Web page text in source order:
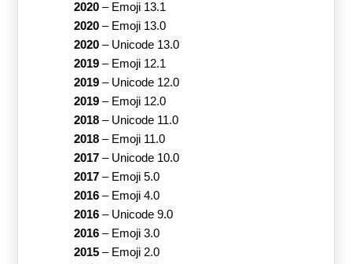
2020– Emoji 13.1
2020– Emoji 13.0
2020– Unicode 13.0
2019– Emoji 12.1
2019– Unicode 12.0
2019– Emoji 12.0
2018– Unicode 11.0
2018– Emoji 11.0
2017– Unicode 10.0
2017– Emoji 5.0
2016– Emoji 4.0
2016– Unicode 9.0
2016– Emoji 3.0
2015– Emoji 2.0